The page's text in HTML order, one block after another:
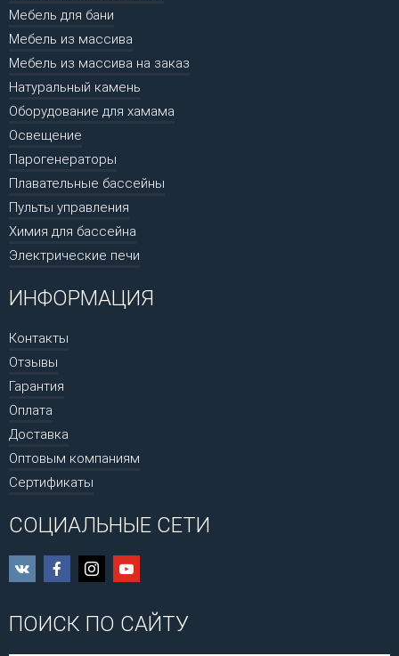
Мебель для бани
Мебель из массива
Мебель из массива на заказ
Натуральный камень
Оборудование для хамама
Освещение
Парогенераторы
Плавательные бассейны
Пульты управления
Химия для бассейна
Электрические печи
ИНФОРМАЦИЯ
Контакты
Отзывы
Гарантия
Оплата
Доставка
Оптовым компаниям
Сертификаты
СОЦИАЛЬНЫЕ СЕТИ
ПОИСК ПО САЙТУ